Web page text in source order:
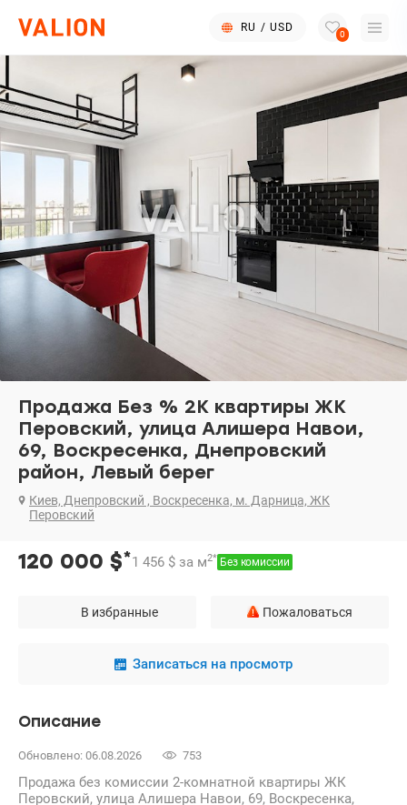
RU / USD
0
Продажа Без % 2К квартиры ЖК
Перовский, улица Алишера Навои,
69, Воскресенка, Днепровский
район, Левый берег
Киев, Днепровский , Воскресенка, м. Дарница, ЖК
Перовский
120 000 $*1 456 $ за м2* Без комиссии
В избранные Пожаловаться
Записаться на просмотр
Описание
Обновлено: 06.08.2026 753
Продажа без комиссии 2-комнатной квартиры ЖК
Перовский, улица Алишера Навои, 69, Воскресенка,